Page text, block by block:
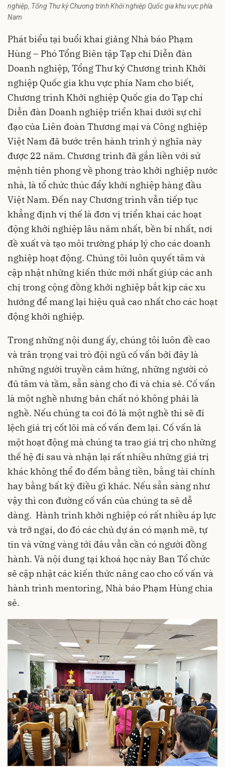
nghiệp, Tổng Thư ký Chương trình Khởi nghiệp Quốc gia khu vực phía
Nam
Phát biểu tại buổi khai giảng Nhà báo Phạm
Hùng – Phó Tổng Biên tập Tạp chí Diễn đàn
Doanh nghiệp, Tổng Thư ký Chương trình Khởi
nghiệp Quốc gia khu vực phía Nam cho biết,
Chương trình Khởi nghiệp Quốc gia do Tạp chí
Diễn đàn Doanh nghiệp triển khai dưới sự chỉ
đạo của Liên đoàn Thương mại và Công nghiệp
Việt Nam đã bước trên hành trình ý nghĩa này
được 22 năm. Chương trình đã gắn liền với sứ
mệnh tiên phong về phong trào khởi nghiệp nước
nhà, là tổ chức thúc đẩy khởi nghiệp hàng đầu
Việt Nam. Đến nay Chương trình vẫn tiếp tục
khẳng định vị thế là đơn vị triển khai các hoạt
động khởi nghiệp lâu năm nhất, bền bỉ nhất, nơi
đề xuất và tạo môi trường pháp lý cho các doanh
nghiệp hoạt động. Chúng tôi luôn quyết tâm và
cập nhật những kiến thức mới nhất giúp các anh
chị trong cộng đồng khởi nghiệp bắt kịp các xu
hướng để mang lại hiệu quả cao nhất cho các hoạt
động khởi nghiệp.
Trong những nội dung ấy, chúng tôi luôn đề cao
và trân trọng vai trò đội ngũ cố vấn bởi đây là
những người truyền cảm hứng, những người có
đủ tâm và tầm, sẵn sàng cho đi và chia sẻ. Cố vấn
là một nghề nhưng bản chất nó không phải là
nghề. Nếu chúng ta coi đó là một nghề thì sẽ đi
lệch giá trị cốt lõi mà cố vấn đem lại. Cố vấn là
một hoạt động mà chúng ta trao giá trị cho những
thế hệ đi sau và nhận lại rất nhiều những giá trị
khác không thể đo đếm bằng tiền, bằng tài chính
hay bằng bất kỳ điều gì khác. Nếu sẵn sàng như
vậy thì con đường cố vấn của chúng ta sẽ dễ
dàng. Hành trình khởi nghiệp có rất nhiều áp lực
và trở ngại, do đó các chủ dự án có mạnh mẽ, tự
tin và vững vàng tới đâu vẫn cần có người đồng
hành. Và nội dung tại khoá học này Ban Tổ chức
sẽ cập nhật các kiến thức nâng cao cho cố vấn và
hành trình mentoring, Nhà báo Phạm Hùng chia
sẻ.